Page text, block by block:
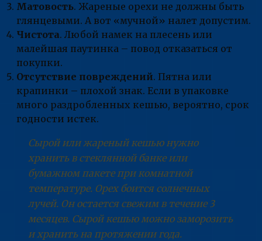
Матовость. Жареные орехи не должны быть
глянцевыми. А вот «мучной» налет допустим.
Чистота. Любой намек на плесень или
малейшая паутинка – повод отказаться от
покупки.
Отсутствие повреждений. Пятна или
крапинки – плохой знак. Если в упаковке
много раздробленных кешью, вероятно, срок
годности истек.
Сырой или жареный кешью нужно
хранить в стеклянной банке или
бумажном пакете при комнатной
температуре. Орех боится солнечных
лучей. Он остается свежим в течение 3
месяцев. Сырой кешью можно заморозить
и хранить на протяжении года.